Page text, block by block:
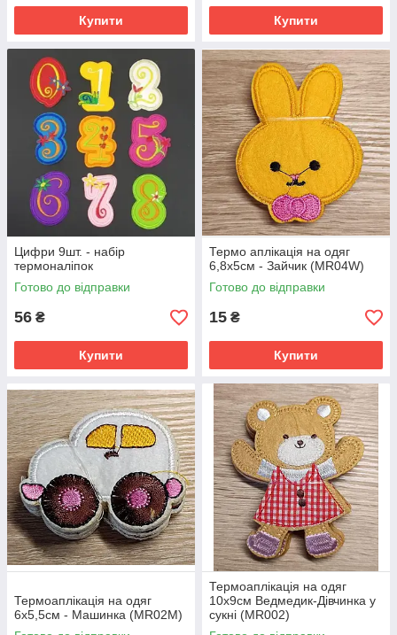
Купити Купити
Цифри 9шт. - набір
термоналіпок
Готово до відправки
56 ₴
Купити
Термо аплікація на одяг
6,8х5см - Зайчик (MR04W)
Готово до відправки
15 ₴
Купити
Термоаплікація на одяг
6х5,5см - Машинка (MR02М)
Термоаплікація на одяг
10х9см Ведмедик-Дівчинка у
сукні (MR002)